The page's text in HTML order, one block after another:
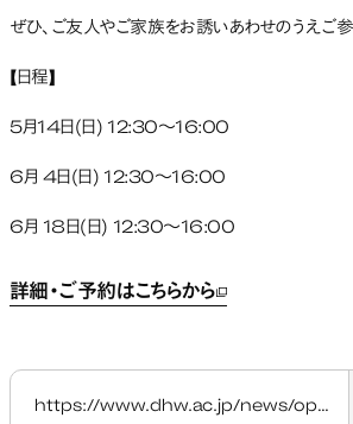
ぜひ、ご友人やご家族をお誘いあわせのうえご参
【日程】
5月14日(日) 12:30～16:00
6月 4日(日) 12:30～16:00
6月 18日(日) 12:30～16:00
詳細・ご予約はこちらから新しいタブで開く
https://www.dhw.ac.jp/news/opencampus_esoc2017/